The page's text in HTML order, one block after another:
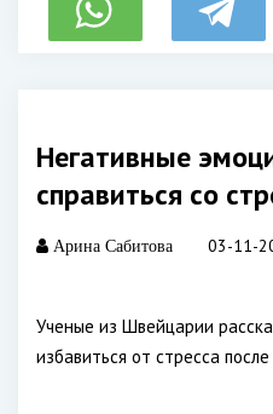
Негативные
справиться со
Арина Сабитова 03-11-
Ученые из Швейцарии
избавиться от стресса